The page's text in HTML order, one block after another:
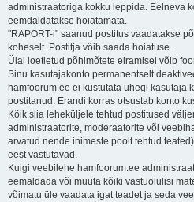
administraatoriga kokku leppida. Eelneva
eemdaldatakse hoiatamata.
"RAPORT-i" saanud postitus vaadatakse
koheselt. Postitja võib saada hoiatuse.
Ülal loetletud põhimõtete eiramisel võib
Sinu kasutajakonto permanentselt
hamfoorum.ee ei kustutata ühegi kasutaja
postitanud. Erandi korras otsustab konto
Kõik siia leheküljele tehtud postitused
administraatorite, moderaatorite või
arvatud nende inimeste poolt tehtud
eest vastutavad.
Kuigi veebilehe hamfoorum.ee
eemaldada või muuta kõiki vastuolulisi
võimatu üle vaadata igat teadet ja seda